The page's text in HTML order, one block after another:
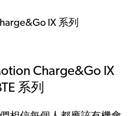
IX 系列
Charge&Go IX
系列